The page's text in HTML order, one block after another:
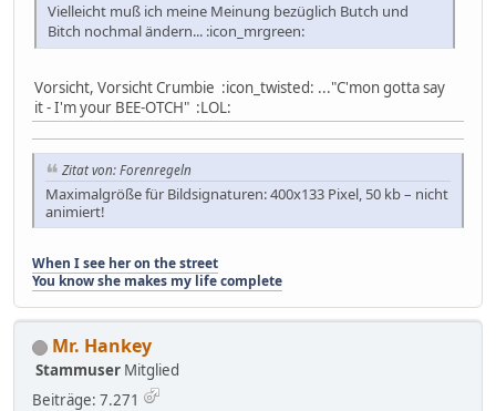
Vielleicht muß ich meine Meinung bezüglich Butch und
Bitch nochmal ändern... :icon_mrgreen:
Vorsicht, Vorsicht Crumbie :icon_twisted: ..."C'mon gotta say
it - I'm your BEE-OTCH" :LOL:
Zitat von: Forenregeln
Maximalgröße für Bildsignaturen: 400x133 Pixel, 50 kb – nicht
animiert!
When I see her on the street
You know she makes my life complete
Mr. Hankey
Stammuser Mitglied
Beiträge: 7.271